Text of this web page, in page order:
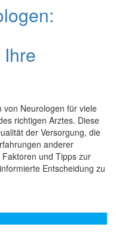
von Neurologen für viele
richtigen Arztes. Diese
der Versorgung, die
anderer
und Tipps zur
Entscheidung zu